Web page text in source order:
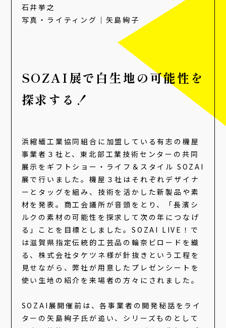
石井挙之
写真・ライティング｜矢島絢子
SOZAI展で白生地の可能性を
探求する！
浜縮緬工業協同組合に加盟している有志の機屋
事業者３社と、東北部工業技術センターの共同
展示をギフトショー・ライフ＆スタイル SOZAI
展で行いました。機屋３社はそれぞれデザイナ
ーとタッグを組み、技術を活かした新製品や素
材を発表。商工会議所が音頭をとり、「長濱シ
ルクの素材の可能性を探求して次の年につなげ
る」ことを目標としました。SOZAI LIVE！で
は滋賀県指定伝統的工芸品の輪奈ビロードを織
る、株式会社タケツネ様が針抜きという工程を
見せながら、弊社が用意したプレゼンシートを
使い生地の紹介を来場者の方々にされました。
SOZAI展開催前は、各事業者の開発秘話をライ
ターの矢島絢子氏が追い、シリーズものとして